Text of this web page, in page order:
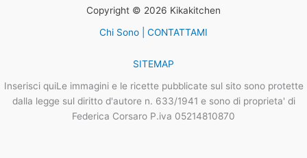
Copyright © 2026 Kikakitchen
Chi Sono | CONTATTAMI
SITEMAP
Inserisci quiLe immagini e le ricette pubblicate sul sito sono protette
dalla legge sul diritto d'autore n. 633/1941 e sono di proprieta' di
Federica Corsaro P.iva 05214810870